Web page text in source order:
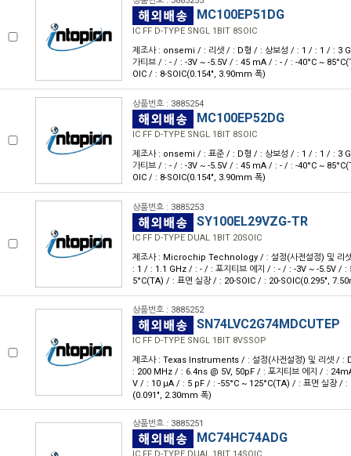
MC100EP51DG
IC FF D-TYPE SNGL 1BIT 8SOIC
제조사 : onsemi / : 리셋 / : D형 / : 상보성 / : 1 / : 1 / : 3
가티브 / : - / : -3V ~ -5.5V / : 45 mA / : - / : -40°C ~
OIC / : 8-SOIC(0.154", 3.90mm 폭)
상품번호 : 3885254
MC100EP52DG
IC FF D-TYPE SNGL 1BIT 8SOIC
제조사 : onsemi / : 표준 / : D형 / : 상보성 / : 1 / : 1 / : 3
가티브 / : - / : -3V ~ -5.5V / : 45 mA / : - / : -40°C ~
OIC / : 8-SOIC(0.154", 3.90mm 폭)
상품번호 : 3885253
SY100EL29VZG-TR
IC FF D-TYPE DUAL 1BIT 20SOIC
제조사 : Microchip Technology / : 설정(사전설정) 및 리
: 1 / : 1.1 GHz / : - / : 포지티브 에지 / : - / : -3V ~ -5.5V /
5°C(TA) / : 표면 실장 / : 20-SOIC / : 20-SOIC(0.295",
상품번호 : 3885252
SN74LVC2G74MDCUTEP
IC FF D-TYPE SNGL 1BIT 8VSSOP
제조사 : Texas Instruments / : 설정(사전설정) 및 리셋 / :
: 200 MHz / : 6.4ns @ 5V, 50pF / : 포지티브 에지 / :
V / : 10 μA / : 5 pF / : -55°C ~ 125°C(TA) / : 표면 실장 / :
(0.091", 2.30mm 폭)
상품번호 : 3885251
MC74HC74ADG